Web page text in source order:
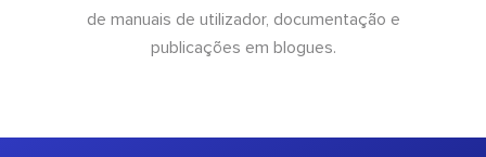
de manuais de utilizador, documentação e
publicações em blogues.